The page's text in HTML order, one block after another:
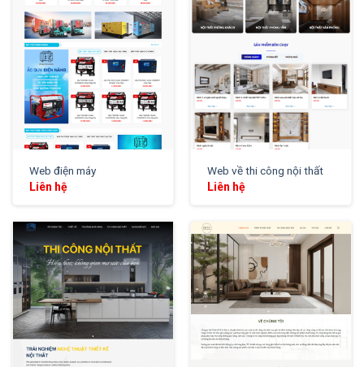
Web điện máy
Liên hệ
Web về thi công nội thất
Liên hệ